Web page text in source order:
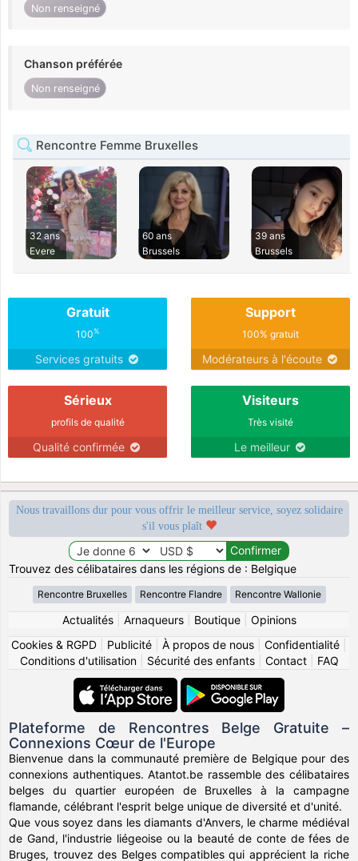
Non renseigné
Chanson préférée
Non renseigné
Rencontre Femme Bruxelles
32 ans
Evere
60 ans
Brussels
39 ans
Brussels
Gratuit
100%
Services gratuits
Support
100% gratuit
Modérateurs à l'écoute
Sérieux
profils de qualité
Qualité confirmée
Visiteurs
Très visité
Le meilleur
Nous travaillons dur pour vous offrir le meilleur service, soyez solidaire
s'il vous plaît
Trouvez des célibataires dans les régions de : Belgique
Rencontre Bruxelles Rencontre Flandre Rencontre Wallonie
Actualités| Arnaqueurs| Boutique| Opinions
Cookies & RGPD
Publicité À propos de nous Confidentialité
Conditions d'utilisation| Sécurité des enfants| Contact| FAQ
Plateforme de Rencontres Belge Gratuite –
Connexions Cœur de l'Europe
Bienvenue dans la communauté première de Belgique pour des
connexions authentiques. Atantot.be rassemble des célibataires
belges du quartier européen de Bruxelles à la campagne
flamande, célébrant l'esprit belge unique de diversité et d'unité.
Que vous soyez dans les diamants d'Anvers, le charme médiéval
de Gand, l'industrie liégeoise ou la beauté de conte de fées de
Bruges, trouvez des Belges compatibles qui apprécient la riche